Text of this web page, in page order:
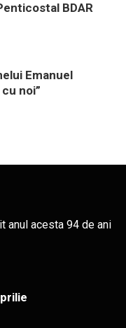
BDAR
Emanuel
noi”
anul acesta 94 de ani